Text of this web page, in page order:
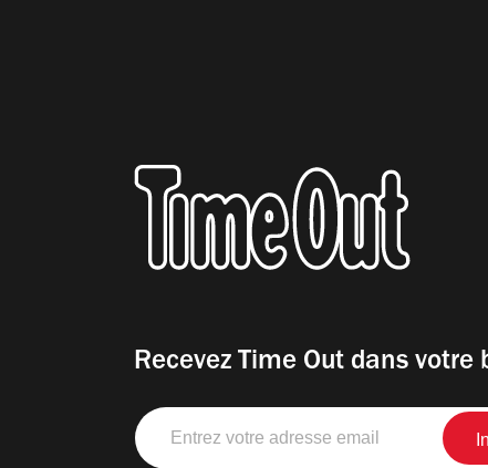
Recevez Time Out dans votre
Entrez
votre